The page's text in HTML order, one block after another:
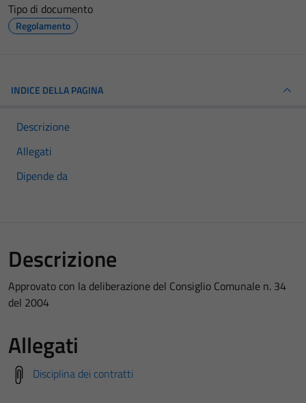
Tipo di documento
Regolamento
INDICE DELLA PAGINA
Descrizione
Allegati
Dipende da
Descrizione
Approvato con la deliberazione del Consiglio Comunale n. 34
del 2004
Allegati
Disciplina dei contratti